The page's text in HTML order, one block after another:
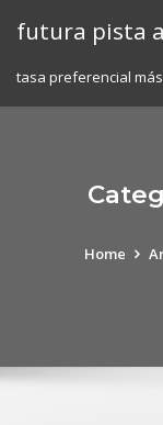
futura pista
tasa preferencial
Home